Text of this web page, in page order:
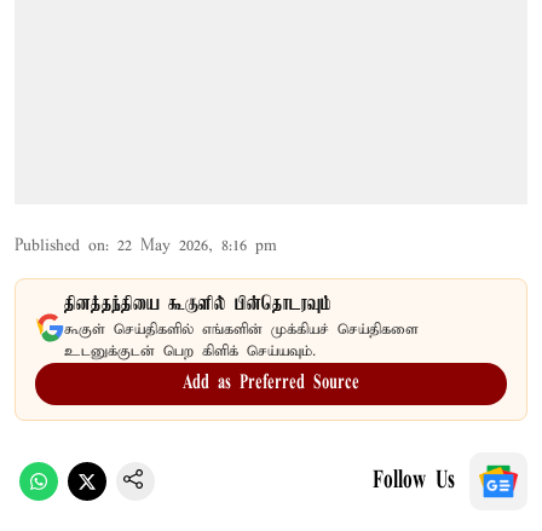
Published on: 22 May 2026, 8:16 pm
தினத்தந்தியை கூகுளில் பின்தொடரவும்
கூகுள் செய்திகளில் எங்களின் முக்கியச் செய்திகளை
உடனுக்குடன் பெற கிளிக் செய்யவும்.
Add as Preferred Source
Follow Us